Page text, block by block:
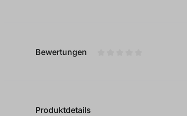
Bewertungen
Produktdetails